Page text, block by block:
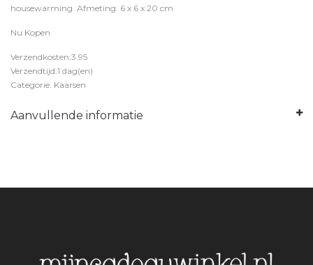
housewarming. Afmeting: 6 x 6 x 20 cm
Nu Kopen
Verzendkosten:3.95
Verzendtijd:1 dag(en)
Categorie: Kaarsen
Aanvullende informatie